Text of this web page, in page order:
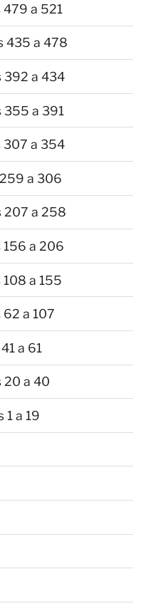
479 a 521
435 a 478
392 a 434
355 a 391
307 a 354
a 306
207 a 258
156 a 206
a 155
a 107
a 61
20 a 40
a 19